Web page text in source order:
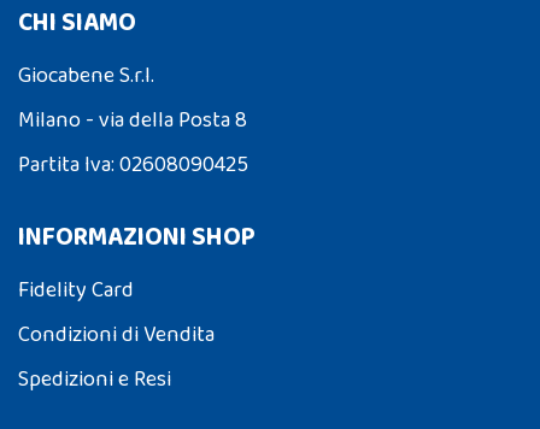
CHI SIAMO
Giocabene S.r.l.
Milano - via della Posta 8
Partita Iva: 02608090425
INFORMAZIONI SHOP
Fidelity Card
Condizioni di Vendita
Spedizioni e Resi